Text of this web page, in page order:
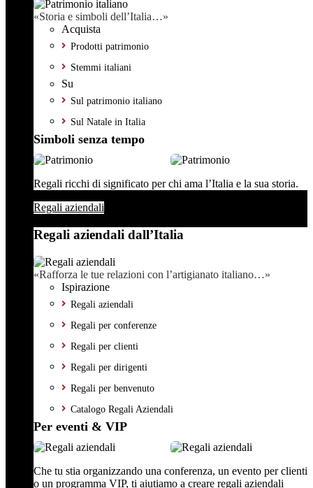
«Storia e simboli dell’Italia…»
Acquista
Prodotti patrimonio
Stemmi italiani
Su
Sul patrimonio italiano
Sul Natale in Italia
Simboli senza tempo
Regali ricchi di significato per chi ama l’Italia e la sua storia.
Regali aziendali
Regali aziendali dall’Italia
«Rafforza le tue relazioni con l’artigianato italiano…»
Ispirazione
Regali aziendali
Regali per conferenze
Regali per clienti
Regali per dirigenti
Regali per benvenuto
Catalogo Regali Aziendali
Per eventi & VIP
Che tu stia organizzando una conferenza, un evento per clienti
o un programma VIP, ti aiutiamo a creare regali aziendali